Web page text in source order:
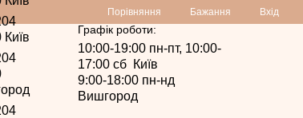
Порівняння Бажання Вхід
Графік роботи:
10:00-19:00 пн-пт, 10:00-
17:00 сб Київ
9:00-18:00 пн-нд
Вишгород